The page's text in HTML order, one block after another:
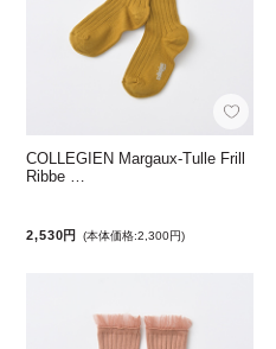
COLLEGIEN Margaux-Tulle Frill
Ribbe …
2,530円 (本体価格:2,300円)